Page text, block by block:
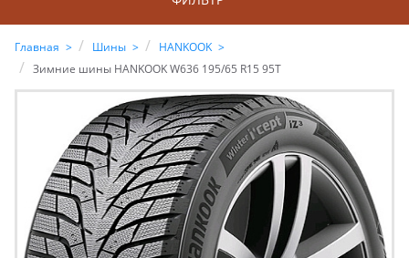
Главная Шины
HANKOOK
Зимние шины HANKOOK W636 195/65 R15 95T